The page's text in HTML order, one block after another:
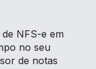
NFS-e em
no seu
de notas